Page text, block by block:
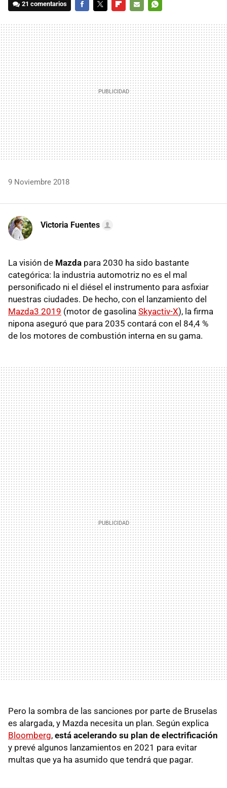
21 comentarios
MAIL
9 Noviembre 2018
Victoria Fuentes
La visión de Mazda para 2030 ha sido bastante
categórica: la industria automotriz no es el mal
personificado ni el diésel el instrumento para asfixiar
nuestras ciudades. De hecho, con el lanzamiento del
Mazda3 2019 (motor de gasolina Skyactiv-X), la firma
nipona aseguró que para 2035 contará con el 84,4 %
de los motores de combustión interna en su gama.
Pero la sombra de las sanciones por parte de Bruselas
es alargada, y Mazda necesita un plan. Según explica
Bloomberg, está acelerando su plan de electrificación
y prevé algunos lanzamientos en 2021 para evitar
multas que ya ha asumido que tendrá que pagar.